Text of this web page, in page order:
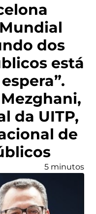
dos
está
da UITP,
de
5 minutos